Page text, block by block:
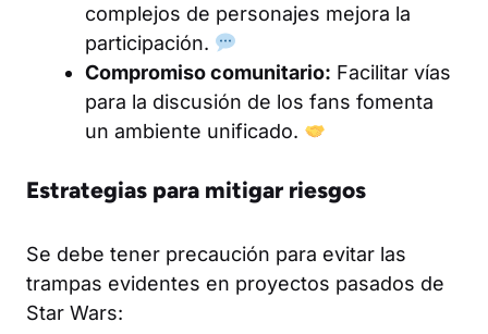
complejos de personajes mejora la
participación.
Compromiso comunitario: Facilitar vías
para la discusión de los fans fomenta
un ambiente unificado.
Estrategias para mitigar riesgos
Se debe tener precaución para evitar las
trampas evidentes en proyectos pasados de
Star Wars: